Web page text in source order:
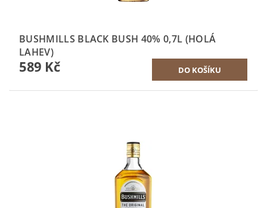
BUSHMILLS BLACK BUSH 40% 0,7L (HOLÁ
LAHEV)
589 Kč